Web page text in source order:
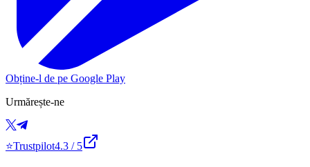
Obține-l de pe Google Play
Urmărește-ne
⭐Trustpilot4.3 / 5